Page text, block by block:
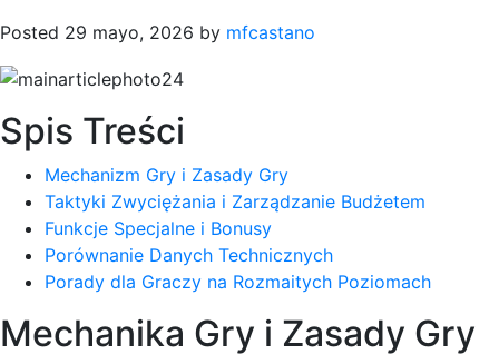
Posted 29 mayo, 2026 by mfcastano
Spis Treści
Mechanizm Gry i Zasady Gry
Taktyki Zwyciężania i Zarządzanie Budżetem
Funkcje Specjalne i Bonusy
Porównanie Danych Technicznych
Porady dla Graczy na Rozmaitych Poziomach
Mechanika Gry i Zasady Gry